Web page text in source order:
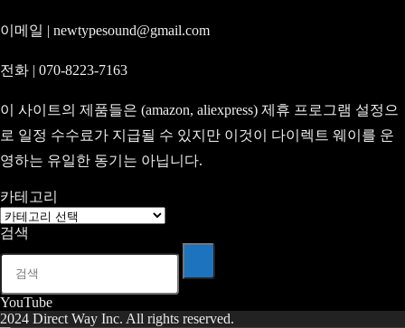
이메일 | newtypesound@gmail.com
전화 | 070-8223-7163
이 사이트의 제품들은 (amazon, aliexpress) 제휴 프로그램 설정으
로 일정 수수료가 지급될 수 있지만 이것이 다이렉트 웨이를 운
영하는 유일한 동기는 아닙니다.
카테고리
카
테
고
검색
YouTube
2024 Direct Way Inc. All rights reserved.